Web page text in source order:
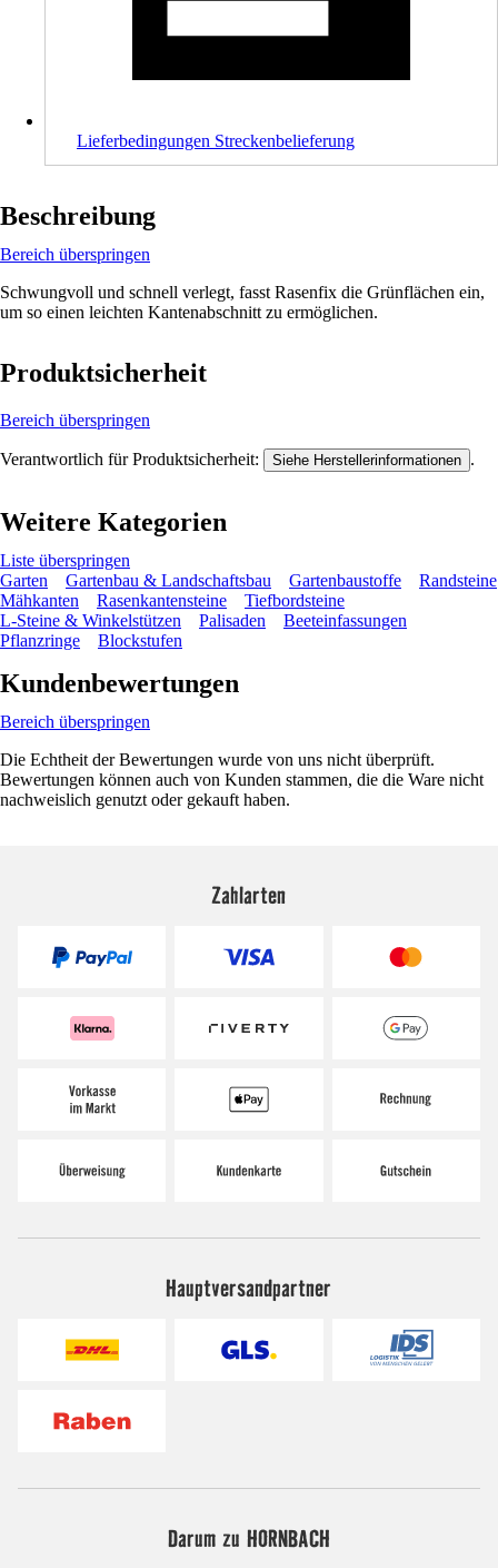
Lieferbedingungen Streckenbelieferung
Beschreibung
Bereich überspringen
Schwungvoll und schnell verlegt, fasst Rasenfix die Grünflächen ein,
um so einen leichten Kantenabschnitt zu ermöglichen.
Produktsicherheit
Bereich überspringen
Verantwortlich für Produktsicherheit: Siehe Herstellerinformationen .
Weitere Kategorien
Liste überspringen
Garten
Gartenbau & Landschaftsbau Gartenbaustoffe
Randsteine
Mähkanten
Rasenkantensteine
Tiefbordsteine
L-Steine & Winkelstützen
Palisaden
Beeteinfassungen
Pflanzringe
Blockstufen
Kundenbewertungen
Bereich überspringen
Die Echtheit der Bewertungen wurde von uns nicht überprüft.
Bewertungen können auch von Kunden stammen, die die Ware nicht
nachweislich genutzt oder gekauft haben.
Zahlarten
Hauptversandpartner
Darum zu HORNBACH